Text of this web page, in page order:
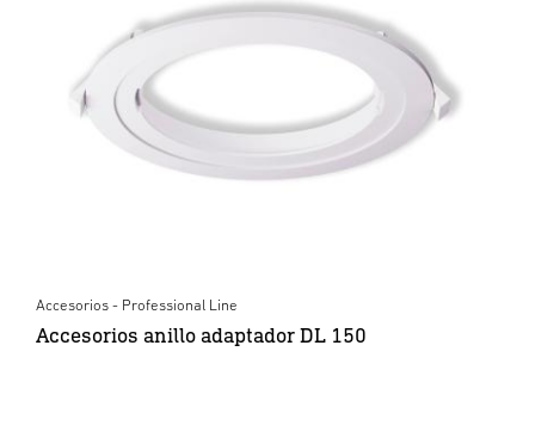
Accesorios - Professional Line
Accesorios anillo adaptador DL 150